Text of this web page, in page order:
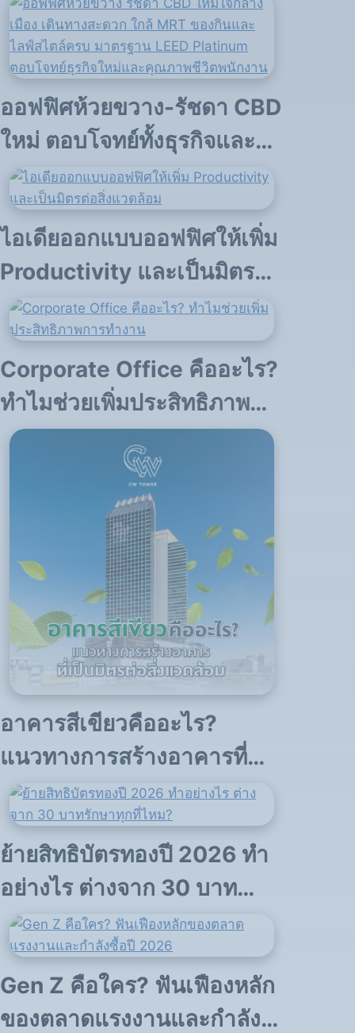
ออฟฟิศห้วยขวาง-รัชดา CBD
ใหม่ ตอบโจทย์ทั้งธุรกิจและ
ไลฟ์สไตล์
ไอเดียออกแบบออฟฟิศให้เพิ่ม
Productivity และเป็นมิตรต่อ
สิ่งแวดล้อม
Corporate Office คืออะไร?
ทำไมช่วยเพิ่มประสิทธิภาพ
การทำงาน
อาคารสีเขียวคืออะไร?
แนวทางการสร้างอาคารที่
เป็นมิตรต่อสิ่งแวดล้อม
ย้ายสิทธิบัตรทองปี 2026 ทำ
อย่างไร ต่างจาก 30 บาท
รักษาทุกที่ไหม?
Gen Z คือใคร? ฟันเฟืองหลัก
ของตลาดแรงงานและกำลัง